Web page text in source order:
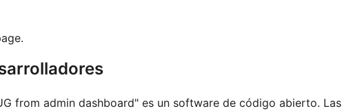
from admin dashboard" es un software de código abierto. Las